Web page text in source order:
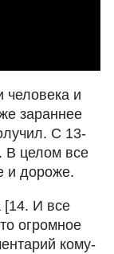
человека и
зараннее
С 13-
В целом все
и дороже.
[14. И все
огромное
кому-